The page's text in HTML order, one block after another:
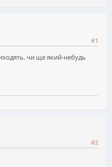
#1
чи ще який-небудь
#2